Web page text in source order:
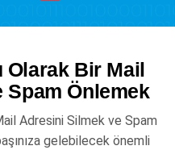
Olarak Bir Mail
Önlemek
Adresini Silmek ve Spam
gelebilecek önemli